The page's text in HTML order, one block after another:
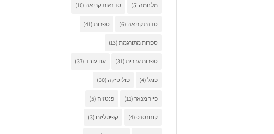
מלחמה (5) סדנאות קריאה (10)
סדנת קריאה (6) ספרות (41)
ספרות מתורגמת (13)
ספרות עברית (31) עם עובד (37)
פוגל (4) פוליטיקה (30)
פייר מנאר (11) פנטזיה (5)
קונונסנס (4) קפיטליזם (3)